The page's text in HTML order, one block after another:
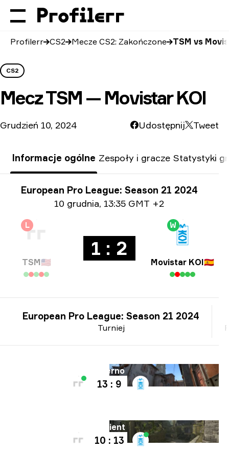
Profilerr CS2 Mecze CS2: Zakończone TSM vs
CS2
MeczTSM — Movistar KOI
Grudzień 10, 2024 Udostępnij Tweet
Informacje ogólne Zespoły i gracze Statystyki
Informacje o turnieju
European Pro League: Season 21 2024
Informacje o dacie10 grudnia, 13:35 GMT +2
L
TSM🇺🇸
1 : 2
W
Movistar KOI🇪🇸
Turniej
European Pro League: Season 21 2024
Inferno
13 : 9
Ancient
10 : 13